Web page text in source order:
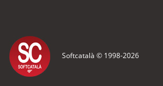
Softcatalà © 1998-2026